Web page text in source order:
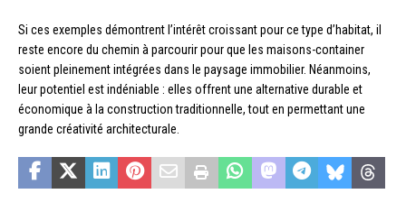
Si ces exemples démontrent l’intérêt croissant pour ce type d’habitat, il
reste encore du chemin à parcourir pour que les maisons-container
soient pleinement intégrées dans le paysage immobilier. Néanmoins,
leur potentiel est indéniable : elles offrent une alternative durable et
économique à la construction traditionnelle, tout en permettant une
grande créativité architecturale.